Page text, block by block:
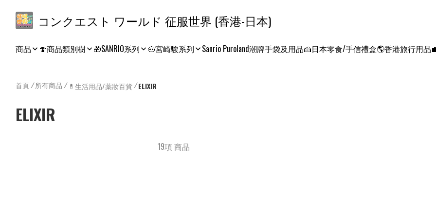
コンクエスト ワールド 征服世界 (香港-日本)
商品 🍄商品類別樹 🎁SANRIO系列 🐽宮崎駿系列 Sanrio Puroland潮牌手袋及用品🍰日本零食/手信禮盒🌎香港旅行用品
首頁/所有商品 / 💊生活用品/薬妝百貨/ELIXIR
ELIXIR
19項 商品